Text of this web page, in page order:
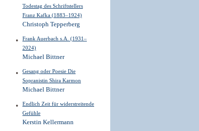
Todestag des Schriftstellers
Franz Kafka (1883–1924)
Christoph Tepperberg
Frank Auerbach s.A. (1931–
2024)
Michael Bittner
Gesang oder Poesie Die
Sopranistin Shira Karmon
Michael Bittner
Endlich Zeit für widerstreitende
Gefühle
Kerstin Kellermann